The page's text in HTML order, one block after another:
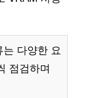
는 다양한 요
점검하며